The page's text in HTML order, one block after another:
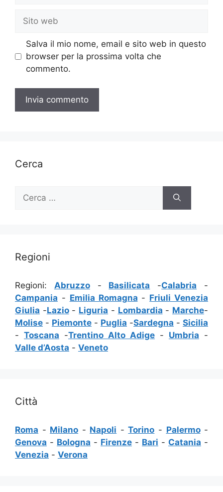
Sito
web
Salva il mio nome, email e sito web in questo
browser per la prossima volta che
commento.
Cerca
per:
Regioni
Regioni: Abruzzo- Basilicata -Calabria -
Campania - Emilia Romagna - Friuli Venezia
Giulia -Lazio- Liguria - Lombardia - Marche-
Molise - Piemonte - Puglia -Sardegna - Sicilia
- Toscana -Trentino Alto Adige - Umbria -
Valle d’Aosta - Veneto
Città
Roma - Milano - Napoli -Torino - Palermo-
Genova - Bologna - Firenze - Bari - Catania -
Venezia - Verona